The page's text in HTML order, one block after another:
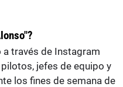
a través de Instagram
jefes de equipo y
los fines de semana de